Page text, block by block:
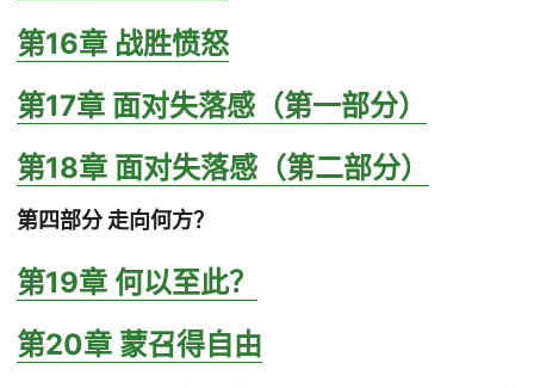
第16章 战胜愤怒
第17章 面对失落感（第一部分）
第18章 面对失落感（第二部分）
第四部分 走向何方？
第19章 何以至此？
第20章 蒙召得自由